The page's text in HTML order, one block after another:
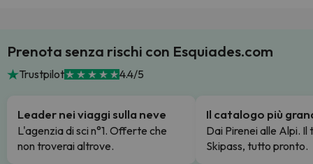
Prenota senza rischi con Esquiades.com
Trustpilot 4.4/5
Leader nei viaggi sulla neve
L'agenzia di sci n°1. Offerte che
non troverai altrove.
Il catalogo più
Dai Pirenei alle Alpi. Il
Skipass, tutto pronto.